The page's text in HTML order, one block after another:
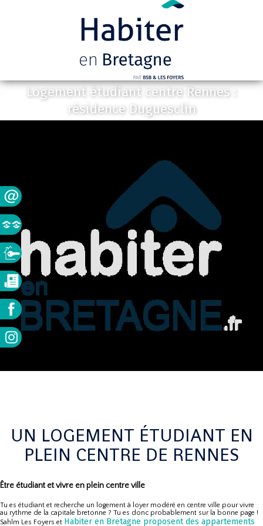
Logement étudiant centre Rennes :
résidence Duguesclin
UN LOGEMENT ÉTUDIANT EN
PLEIN CENTRE DE RENNES
Être étudiant et vivre en plein centre ville
Tu es étudiant et recherche un logement à loyer modéré en centre ville pour vivre
au rythme de la capitale bretonne ? Tu es donc probablement sur la bonne page !
Sahlm Les Foyers et Habiter en Bretagne proposent des appartements